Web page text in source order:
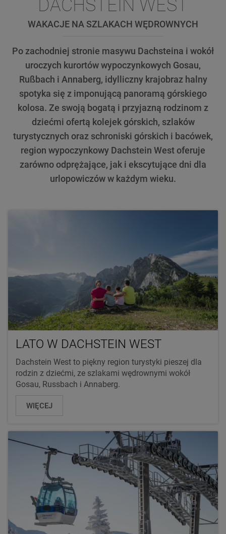
DACHSTEIN WEST
WAKACJE NA SZLAKACH WĘDROWNYCH
Po zachodniej stronie masywu Dachsteina i wokół
uroczych kurortów wypoczynkowych Gosau,
Rußbach i Annaberg, idylliczny krajobraz halny
spotyka się z imponującą panoramą górskiego
kolosa. Ze swoją bogatą i przyjazną rodzinom z
dziećmi ofertą kolejek górskich, szlaków
turystycznych oraz schroniski górskich i bacówek,
region wypoczynkowy Dachstein West oferuje
zarówno odprężające, jak i ekscytujące dni dla
urlopowiczów w każdym wieku.
LATO W DACHSTEIN WEST
Dachstein West to piękny region turystyki pieszej dla
rodzin z dziećmi, ze szlakami wędrownymi wokół
Gosau, Russbach i Annaberg.
WIĘCEJ